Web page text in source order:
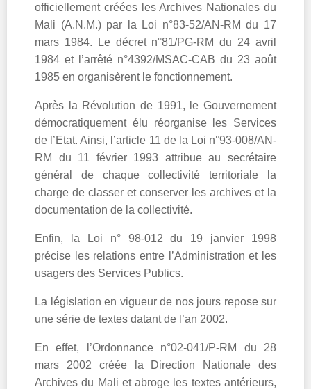
officiellement créées les Archives Nationales du
Mali (A.N.M.) par la Loi n°83-52/AN-RM du 17
mars 1984. Le décret n°81/PG-RM du 24 avril
1984 et l’arrêté n°4392/MSAC-CAB du 23 août
1985 en organisèrent le fonctionnement.
Après la Révolution de 1991, le Gouvernement
démocratiquement élu réorganise les Services
de l’Etat. Ainsi, l’article 11 de la Loi n°93-008/AN-
RM du 11 février 1993 attribue au secrétaire
général de chaque collectivité territoriale la
charge de classer et conserver les archives et la
documentation de la collectivité.
Enfin, la Loi n° 98-012 du 19 janvier 1998
précise les relations entre l’Administration et les
usagers des Services Publics.
La législation en vigueur de nos jours repose sur
une série de textes datant de l’an 2002.
En effet, l’Ordonnance n°02-041/P-RM du 28
mars 2002 créée la Direction Nationale des
Archives du Mali et abroge les textes antérieurs,